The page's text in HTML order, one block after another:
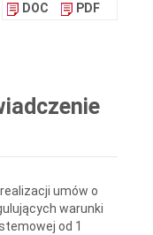
DOC PDF
umów o
warunki
od 1